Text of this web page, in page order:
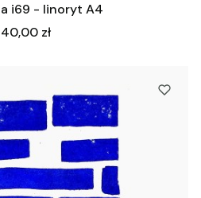
i69 - linoryt A4
zł